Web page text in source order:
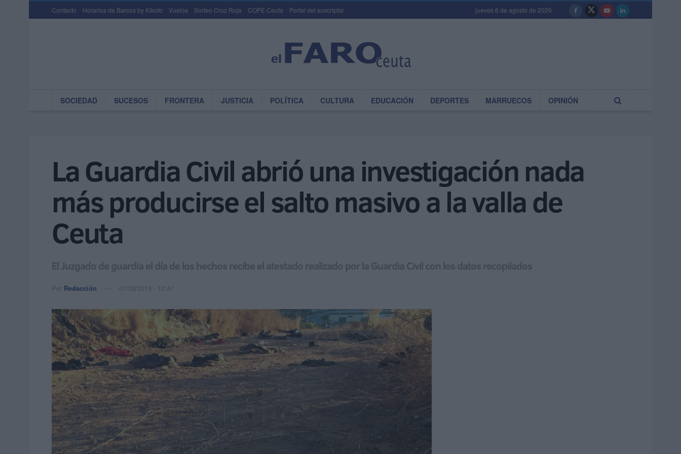
Contacto Horarios de Barcos by Kikoto Vuelos Sorteo Cruz Roja COPE Ceuta Portal del suscriptor jueves 6 de agosto de 2026
SOCIEDAD SUCESOS FRONTERA JUSTICIA POLÍTICA CULTURA EDUCACIÓN DEPORTES MARRUECOS OPINIÓN
La Guardia Civil abrió una investigación nada
más producirse el salto masivo a la valla de
Ceuta
El Juzgado de guardia el día de los hechos recibe el atestado realizado por la Guardia Civil con los datos recopilados
Por Redacción 01/08/2018 - 12:47